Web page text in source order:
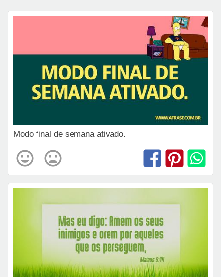
Modo final de semana ativado.